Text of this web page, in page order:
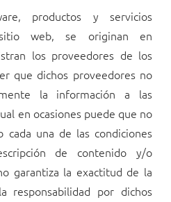
productos y servicios
web, se originan en
los proveedores de los
que dichos proveedores no
la información a las
en ocasiones puede que no
una de las condiciones
de contenido y/o
garantiza la exactitud de la
responsabilidad por dichos